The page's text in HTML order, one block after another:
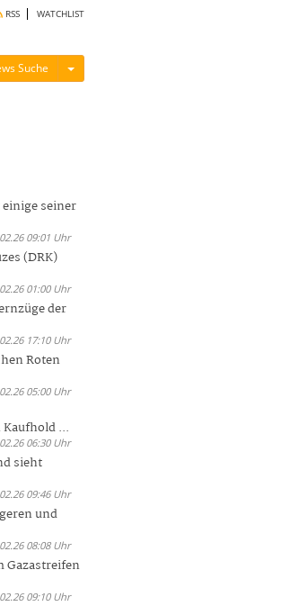
RSS WATCHLIST
Suche Menü ein-/ausblenden
seiner
09:01 Uhr
(DRK)
01:00 Uhr
der
17:10 Uhr
Roten
05:00 Uhr
...
06:30 Uhr
sieht
09:46 Uhr
und
08:08 Uhr
Gazastreifen
09:10 Uhr